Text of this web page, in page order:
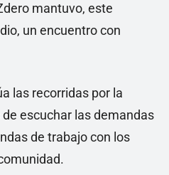
mantuvo, este
un encuentro con
las recorridas por la
escuchar las demandas
de trabajo con los